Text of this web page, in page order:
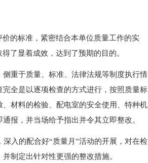
的标准，紧密结合本单位质量工作的实
了显着成效，达到了预期的目的。
重于质量、标准、法律法规等制度执行情
全是以逐项检查的方式进行，按照质量标
材料的检验、配电室的安全使用、特种机
报，并当场给予指出并令其立即整改。
入的配合好“质量月”活动的开展，对在检
制定出针对性更强的整改措施。